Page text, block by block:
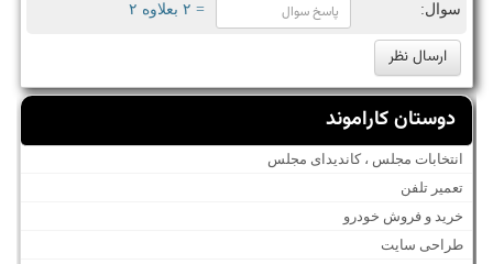
سوال: = ۲ بعلاوه ۲
دوستان کاراموند
انتخابات مجلس ، کاندیدای مجلس
تعمیر تلفن
خرید و فروش خودرو
طراحی سایت